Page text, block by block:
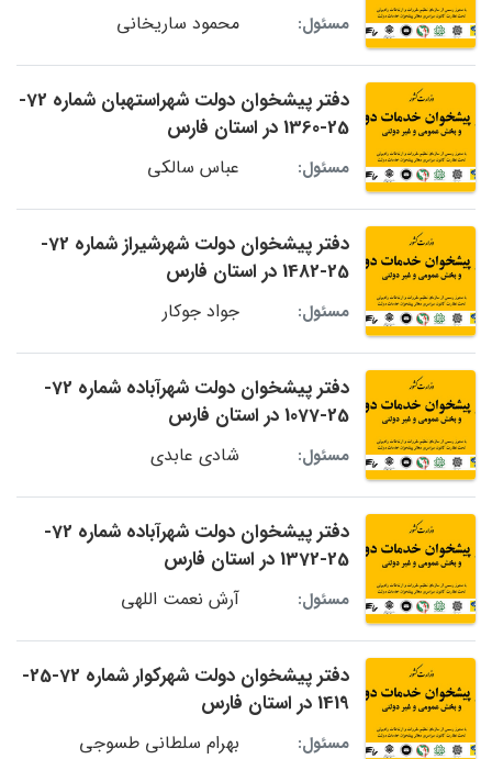
مسئول: محمود ساریخانی
دفتر پیشخوان دولت شهراستهبان شماره 72-
25-1360 در استان فارس
مسئول: عباس سالکی
دفتر پیشخوان دولت شهرشیراز شماره 72-
25-1482 در استان فارس
مسئول: جواد جوکار
دفتر پیشخوان دولت شهرآباده شماره 72-
25-1077 در استان فارس
مسئول: شادی عابدی
دفتر پیشخوان دولت شهرآباده شماره 72-
25-1372 در استان فارس
مسئول: آرش نعمت اللهی
دفتر پیشخوان دولت شهرکوار شماره 72-25-
1419 در استان فارس
مسئول: بهرام سلطانی طسوجی